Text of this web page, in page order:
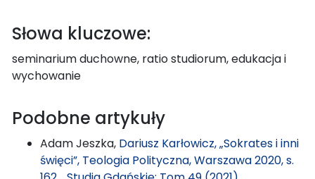
Słowa kluczowe:
seminarium duchowne, ratio studiorum, edukacja i
wychowanie
Podobne artykuły
Adam Jeszka, Dariusz Karłowicz, „Sokrates i inni
święci”, Teologia Polityczna, Warszawa 2020, s.